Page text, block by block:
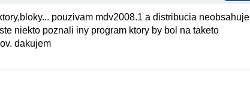
pouzivam mdv2008.1 a distribucia neobsahuje
niekto poznali iny program ktory by bol na taketo
dakujem